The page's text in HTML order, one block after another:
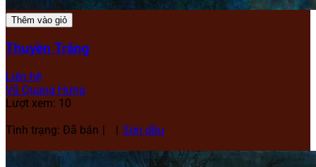
Thêm vào giỏ
Thuyền Trăng
Liên hệ
Vũ Quang Hưng
Lượt xem: 10
Tình trạng: Đã bán
Sơn dầu